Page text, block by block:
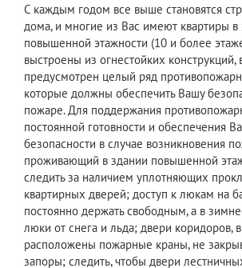
С каждым годом все выше становятся
дома, и многие из Вас имеют квартиры в
повышенной этажности (10 и более
выстроены из огнестойких конструкций,
предусмотрен целый ряд
которые должны обеспечить Вашу
пожаре. Для поддержания
постоянной готовности и обеспечения
безопасности в случае возникновения
проживающий в здании повышенной
следить за наличием уплотняющих
квартирных дверей; доступ к люкам на
постоянно держать свободным, а в
люки от снега и льда; двери коридоров,
расположены пожарные краны, не
запоры; следить, чтобы двери